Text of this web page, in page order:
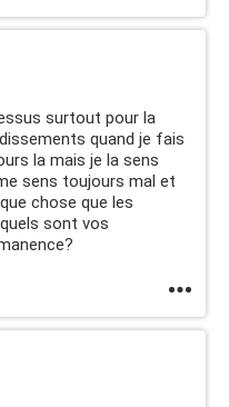
surtout pour la
quand je fais
la mais je la sens
sens toujours mal et
chose que les
sont vos